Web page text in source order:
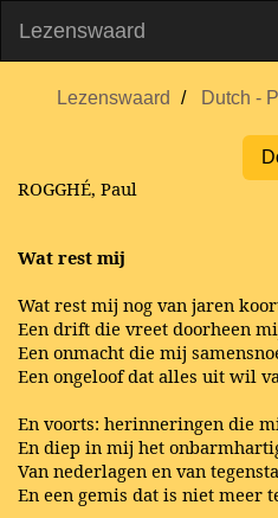
Lezenswaard
Lezenswaard Dutch -
ROGGHÉ, Paul
Wat rest mij
Wat rest mij nog van jaren
Een drift die vreet doorheen
Een onmacht die mij
Een ongeloof dat alles uit wil
En voorts: herinneringen die
En diep in mij het
Van nederlagen en van
En een gemis dat is niet meer